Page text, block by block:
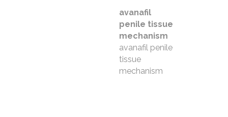
avanafil
penile tissue
mechanism
avanafil penile
tissue
mechanism